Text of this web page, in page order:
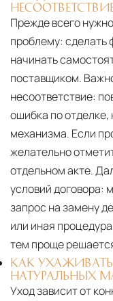
Прежде всего
проблему: сделать
начинать
поставщиком.
несоответствие:
ошибка по
механизма. Если
желательно
отдельном акте.
условий договора:
запрос на замену
или иная
тем проще
КАК
НАТУРАЛЬНЫХ
Уход зависит от